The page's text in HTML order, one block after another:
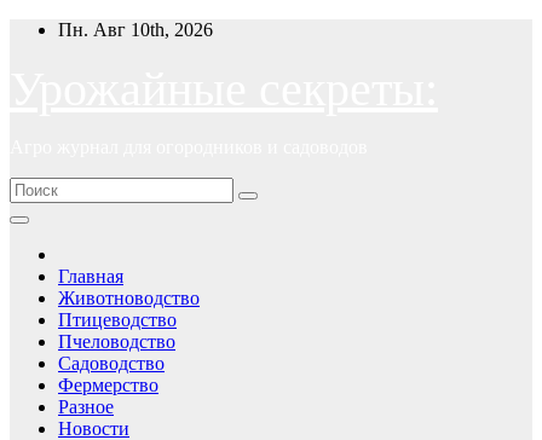
ПерейтиПн. Авг 10th, 2026
Главная
Животноводство
Птицеводство
Пчеловодство
Садоводство
Фермерство
Разное
Новости